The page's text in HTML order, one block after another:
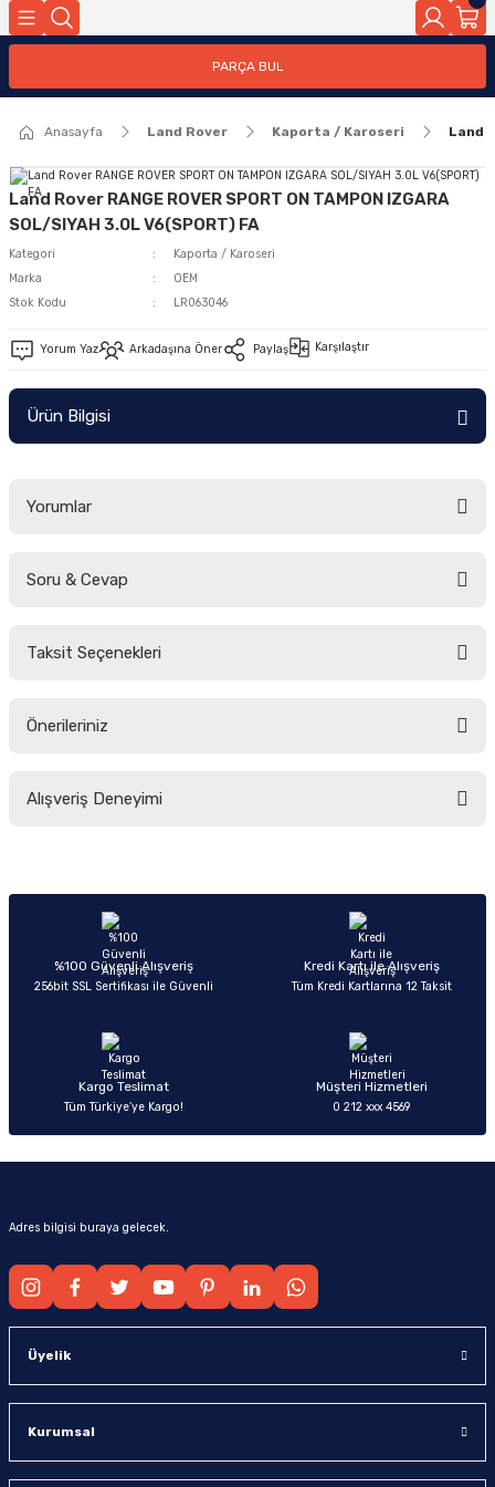
PARÇA BUL
Anasayfa Land Rover Kaporta / Karoseri Land
Land Rover RANGE ROVER SPORT ON TAMPON IZGARA
SOL/SIYAH 3.0L V6(SPORT) FA
Kategori
Kaporta / Karoseri
Marka
OEM
Stok Kodu
LR063046
Yorum Yaz Arkadaşına Öner Paylaş Karşılaştır
Ürün Bilgisi
Yorumlar
Soru & Cevap
Taksit Seçenekleri
Önerileriniz
yetersiz gördüğünüz noktaları öneri formunu kullanarak tarafımıza
Ürün açıklamasında eksik bilgiler bulunuyor.
Ürün bilgilerinde hatalar bulunuyor.
Ürün fiyatı diğer sitelerden daha pahalı.
Alışveriş Deneyimi
Sitemize ilk yorumu siz yapın!
%100 Güvenli Alışveriş
256bit SSL Sertifikası ile Güvenli
Kredi Kartı ile Alışveriş
Tüm Kredi Kartlarına 12 Taksit
Kargo Teslimat
Tüm Türkiye’ye Kargo!
Müşteri Hizmetleri
0 212 xxx 4569
Adres bilgisi buraya gelecek.
Üyelik
Kurumsal